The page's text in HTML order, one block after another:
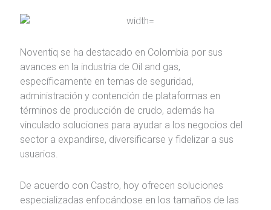
Noventiq se ha destacado en Colombia por sus
avances en la industria de Oil and gas,
específicamente en temas de seguridad,
administración y contención de plataformas en
términos de producción de crudo, además ha
vinculado soluciones para ayudar a los negocios del
sector a expandirse, diversificarse y fidelizar a sus
usuarios.
De acuerdo con Castro, hoy ofrecen soluciones
especializadas enfocándose en los tamaños de las